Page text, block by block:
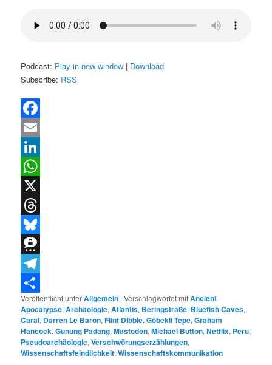
Podcast: Play in new window | Download
Subscribe: RSS
Facebook
Email
LinkedIn
WhatsApp
X
Threads
Bluesky
Threema
Telegram
Teilen
Veröffentlicht unterAllgemein |Verschlagwortet mitAncient
Apocalypse,Archäologie,Atlantis, Beringstraße, Bluefish Caves,
Caral, Darren Le Baron,Flint Dibble,Göbekli Tepe,Graham
Hancock,Gunung Padang,Mastodon,Michael Button,Netflix, Peru,
Pseudoarchäologie,Verschwörungserzählungen,
Wissenschaftsfeindlichkeit,Wissenschaftskommunikation